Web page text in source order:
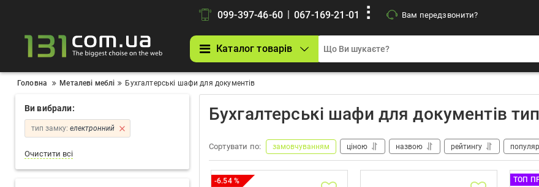
099-397-46-60 | 067-169-21-01 Вам передзвонити?
Каталог товарів
Головна Металеві меблі Бухгалтерські шафи для документів
Ви вибрали:
тип замку: електронний
Очистити всі
Бухгалтерські шафи для документів
Сортувати по: замовчуванням ціною назвою рейтингу
-6.54 % ТОП